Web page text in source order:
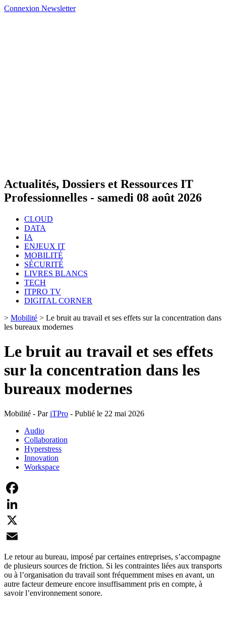
Connexion Newsletter
Actualités, Dossiers et Ressources IT
Professionnelles - samedi 08 août 2026
CLOUD
DATA
IA
ENJEUX IT
MOBILITÉ
SÉCURITÉ
LIVRES BLANCS
TECH
ITPRO TV
DIGITAL CORNER
> Mobilité > Le bruit au travail et ses effets sur la concentration dans
les bureaux modernes
Le bruit au travail et ses effets
sur la concentration dans les
bureaux modernes
Mobilité - PariTPro - Publié le 22 mai 2026
Audio
Collaboration
Hyperstress
Innovation
Workspace
Facebook
LinkedIn
X
Email
Le retour au bureau, imposé par certaines entreprises, s’accompagne
de plusieurs sources de friction. Si les contraintes liées aux transports
ou à l’organisation du travail sont fréquemment mises en avant, un
autre facteur demeure encore insuffisamment pris en compte, à
savoir l’environnement sonore.